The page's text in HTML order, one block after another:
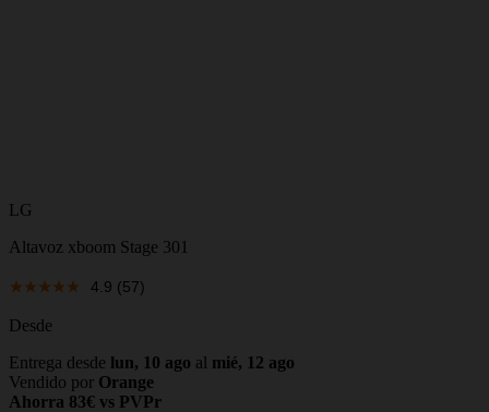
LG
Altavoz xboom Stage 301
4.9 (57)
Desde
Entrega desde lun, 10 ago al mié, 12 ago
Vendido por Orange
Ahorra 83€ vs PVPr